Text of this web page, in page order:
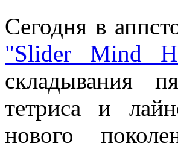
Сегодня в
"Slider Mind
складывания
тетриса и
нового